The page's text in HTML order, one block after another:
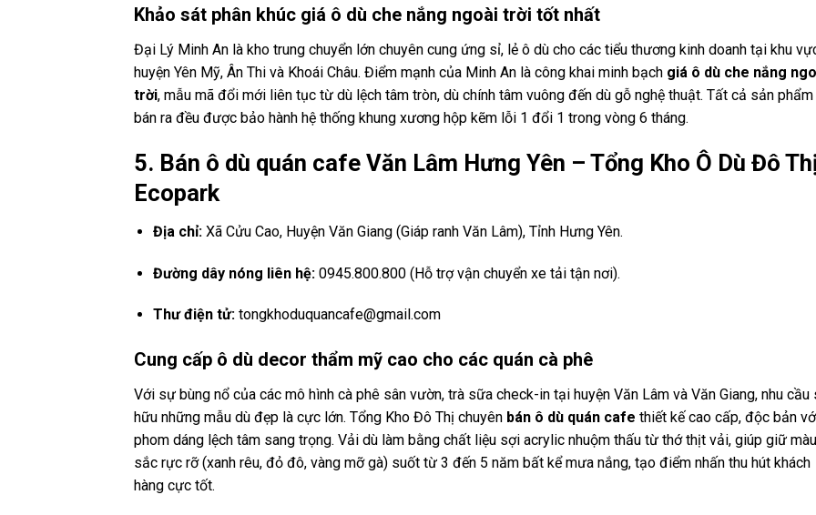
Khảo sát phân khúc giá ô dù che nắng ngoài trời tốt nhất
Đại Lý Minh An là kho trung chuyển lớn chuyên cung ứng sỉ, lẻ ô dù cho các tiểu thương kinh doanh tại khu
huyện Yên Mỹ, Ân Thi và Khoái Châu. Điểm mạnh của Minh An là công khai minh bạch giá ô dù che nắng
trời, mẫu mã đổi mới liên tục từ dù lệch tâm tròn, dù chính tâm vuông đến dù gỗ nghệ thuật. Tất cả sản phẩm
bán ra đều được bảo hành hệ thống khung xương hộp kẽm lỗi 1 đổi 1 trong vòng 6 tháng.
5. Bán ô dù quán cafe Văn Lâm Hưng Yên – Tổng Kho Ô Dù Đô
Ecopark
Địa chỉ:Xã Cửu Cao, Huyện Văn Giang (Giáp ranh Văn Lâm), Tỉnh Hưng Yên.
Đường dây nóng liên hệ:0945.800.800 (Hỗ trợ vận chuyển xe tải tận nơi).
Thư điện tử:tongkhoduquancafe@gmail.com
Cung cấp ô dù decor thẩm mỹ cao cho các quán cà phê
Với sự bùng nổ của các mô hình cà phê sân vườn, trà sữa check-in tại huyện Văn Lâm và Văn Giang, nhu cầu
hữu những mẫu dù đẹp là cực lớn. Tổng Kho Đô Thị chuyên bán ô dù quán cafe thiết kế cao cấp, độc bản
phom dáng lệch tâm sang trọng. Vải dù làm bằng chất liệu sợi acrylic nhuộm thấu từ thớ thịt vải, giúp giữ màu
sắc rực rỡ (xanh rêu, đỏ đô, vàng mỡ gà) suốt từ 3 đến 5 năm bất kể mưa nắng, tạo điểm nhấn thu hút khách
hàng cực tốt.